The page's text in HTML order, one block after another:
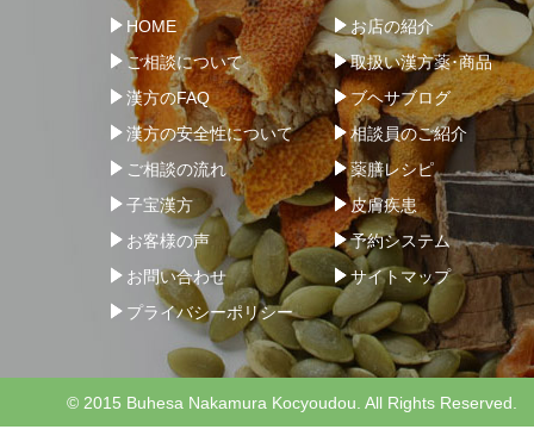
HOME
お店の紹介
ご相談について
取扱い漢方薬･商品
漢方のFAQ
ブヘサブログ
漢方の安全性について
相談員のご紹介
ご相談の流れ
薬膳レシピ
子宝漢方
皮膚疾患
お客様の声
予約システム
お問い合わせ
サイトマップ
プライバシーポリシー
© 2015 Buhesa Nakamura Kocyoudou. All Rights Reserved.